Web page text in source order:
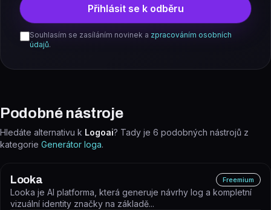
Přihlásit se k odběru
Souhlasím se zasíláním novinek a zpracováním osobních
údajů.
Podobné nástroje
Hledáte alternativu k Logoai? Tady je 6 podobných nástrojů z
kategorie Generátor loga.
Looka Freemium
Looka je AI platforma, která generuje návrhy log a kompletní
vizuální identity značky na základě...